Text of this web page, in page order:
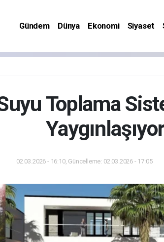
Gündem Dünya Ekonomi Siyaset
Toplama
02.03.2026 - 16:10, Güncelleme: 02.03.2026 - 17:05